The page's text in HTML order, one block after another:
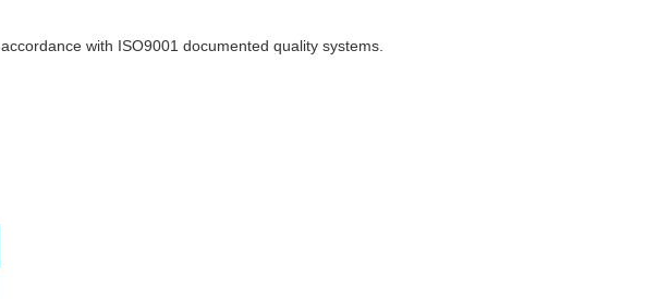
with ISO9001 documented quality systems.